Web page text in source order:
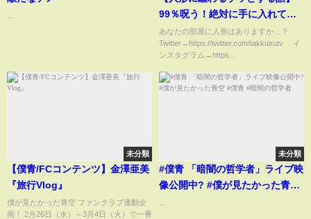
99％呪う！絶対に手に入れては
いけない人形集…
あなたの部屋に人形はありますか…？
Twitter→https://twitter.com/takkuxutv イ
ンスタグラム→https...
未分類
【僕青/FCコンテンツ】金澤亜美
『旅行Vlog』
僕が見たかった青空 ファンクラブ連動企
画！ 2月26日（水）～3月4日（火）で一番
未分類
#僕青 「暗闇の哲学者」ライブ映
像公開中? #僕が見たかった青空